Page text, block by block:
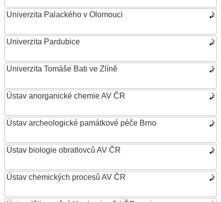
Univerzita Palackého v Olomouci
Univerzita Pardubice
Univerzita Tomáše Bati ve Zlíně
Ústav anorganické chemie AV ČR
Ústav archeologické památkové péče Brno
Ústav biologie obratlovců AV ČR
Ústav chemických procesů AV ČR